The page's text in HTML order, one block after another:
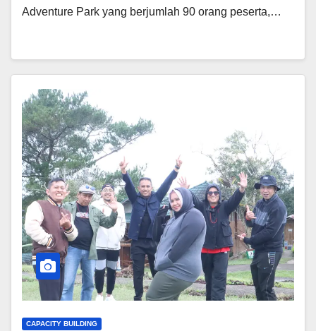
Adventure Park yang berjumlah 90 orang peserta,…
CAPACITY BUILDING